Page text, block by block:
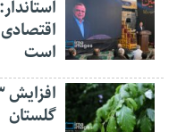
است
گلستان